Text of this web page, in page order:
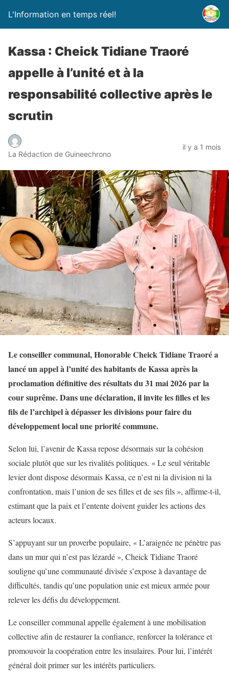
L'Information en temps réel!
Kassa : Cheick Tidiane Traoré
appelle à l’unité et à la
responsabilité collective après le
scrutin
La Rédaction de Guineechrono
il y a 1 mois
Le conseiller communal, Honorable Cheick Tidiane Traoré a
lancé un appel à l’unité des habitants de Kassa après la
proclamation définitive des résultats du 31 mai 2026 par la
cour suprême. Dans une déclaration, il invite les filles et les
fils de l’archipel à dépasser les divisions pour faire du
développement local une priorité commune.
Selon lui, l’avenir de Kassa repose désormais sur la cohésion
sociale plutôt que sur les rivalités politiques. « Le seul véritable
levier dont dispose désormais Kassa, ce n’est ni la division ni la
confrontation, mais l’union de ses filles et de ses fils », affirme-t-il,
estimant que la paix et l’entente doivent guider les actions des
acteurs locaux.
S’appuyant sur un proverbe populaire, « L’araignée ne pénètre pas
dans un mur qui n’est pas lézardé », Cheick Tidiane Traoré
souligne qu’une communauté divisée s’expose à davantage de
difficultés, tandis qu’une population unie est mieux armée pour
relever les défis du développement.
Le conseiller communal appelle également à une mobilisation
collective afin de restaurer la confiance, renforcer la tolérance et
promouvoir la coopération entre les insulaires. Pour lui, l’intérêt
général doit primer sur les intérêts particuliers.